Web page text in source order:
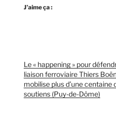
J’aime ça :
Le « happening » pour
liaison ferroviaire Thiers
mobilise plus d’une centaine
soutiens (Puy-de-Dôme)